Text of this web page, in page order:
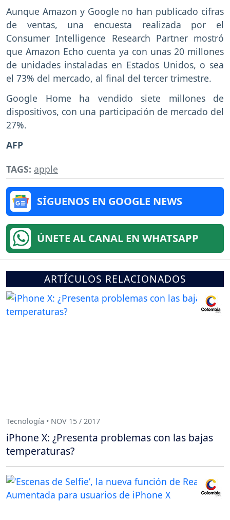
Aunque Amazon y Google no han publicado cifras
de ventas, una encuesta realizada por el
Consumer Intelligence Research Partner mostró
que Amazon Echo cuenta ya con unas 20 millones
de unidades instaladas en Estados Unidos, o sea
el 73% del mercado, al final del tercer trimestre.
Google Home ha vendido siete millones de
dispositivos, con una participación de mercado del
27%.
AFP
TAGS: apple
SÍGUENOS EN GOOGLE NEWS
ÚNETE AL CANAL EN WHATSAPP
ARTÍCULOS RELACIONADOS
Tecnología • NOV 15 / 2017
iPhone X: ¿Presenta problemas con las bajas
temperaturas?